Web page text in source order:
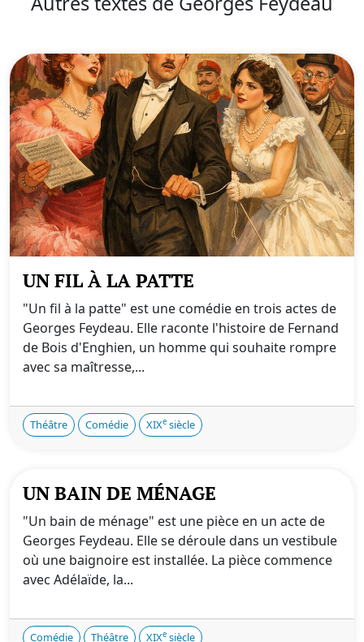
UN FIL À LA PATTE
"Un fil à la patte" est une comédie en trois actes de
Georges Feydeau. Elle raconte l'histoire de Fernand
de Bois d'Enghien, un homme qui souhaite rompre
avec sa maîtresse,...
Théâtre Comédie XIXe siècle
UN BAIN DE MÉNAGE
"Un bain de ménage" est une pièce en un acte de
Georges Feydeau. Elle se déroule dans un vestibule
où une baignoire est installée. La pièce commence
avec Adélaïde, la...
Comédie Théâtre XIXe siècle